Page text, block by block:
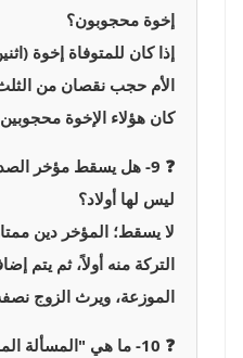
إخوة محجوبون؟
إذا كان للمتوفاة إخوة
الأم حجب نقصان من
كان هؤلاء الإخوة محجوبين
❓ 9- هل يسقط مؤخر
ليس لها أولاد؟
لا يسقط؛ المؤخر دين
التركة منه أولاً، ثم يتم
الموزعة، ويرث الزوج
❓ 10- ما هي "المسألة